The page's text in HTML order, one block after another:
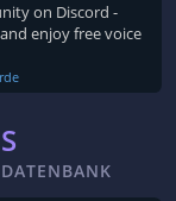
on Discord -
enjoy free voice